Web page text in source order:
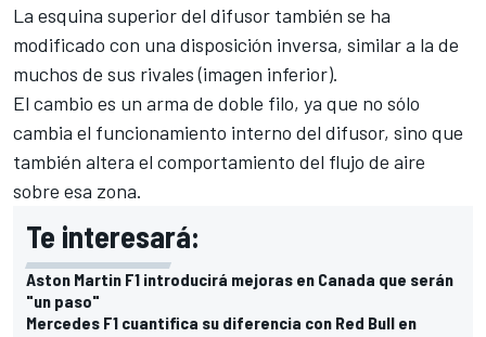
La esquina superior del difusor también se ha
modificado con una disposición inversa, similar a la de
muchos de sus rivales (imagen inferior).
El cambio es un arma de doble filo, ya que no sólo
cambia el funcionamiento interno del difusor, sino que
también altera el comportamiento del flujo de aire
sobre esa zona.
Te interesará:
Aston Martin F1 introducirá mejoras en Canada que serán
"un paso"
Mercedes F1 cuantifica su diferencia con Red Bull en